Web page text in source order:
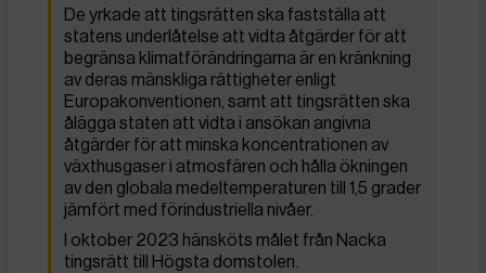
De yrkade att tingsrätten ska fastställa att
statens underlåtelse att vidta åtgärder för att
begränsa klimatförändringarna är en kränkning
av deras mänskliga rättigheter enligt
Europakonventionen, samt att tingsrätten ska
ålägga staten att vidta i ansökan angivna
åtgärder för att minska koncentrationen av
växthusgaser i atmosfären och hålla ökningen
av den globala medeltemperaturen till 1,5 grader
jämfört med förindustriella nivåer.
I oktober 2023 hänsköts målet från Nacka
tingsrätt till Högsta domstolen.